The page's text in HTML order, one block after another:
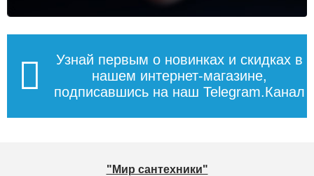
Узнай первым о новинках и скидках в
нашем интернет-магазине,
подписавшись на наш Telegram.Канал
"Мир сантехники"